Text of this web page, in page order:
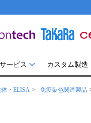
ービス カスタム製造
体・ELISA 免疫染色関連製品